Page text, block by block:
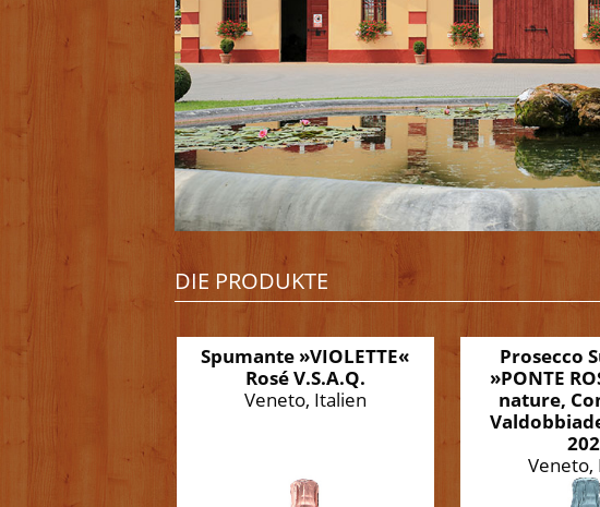
DIE PRODUKTE
Spumante »VIOLETTE«
Rosé V.S.A.Q.
Veneto, Italien
Prosecco
»PONTE
nature,
Veneto,